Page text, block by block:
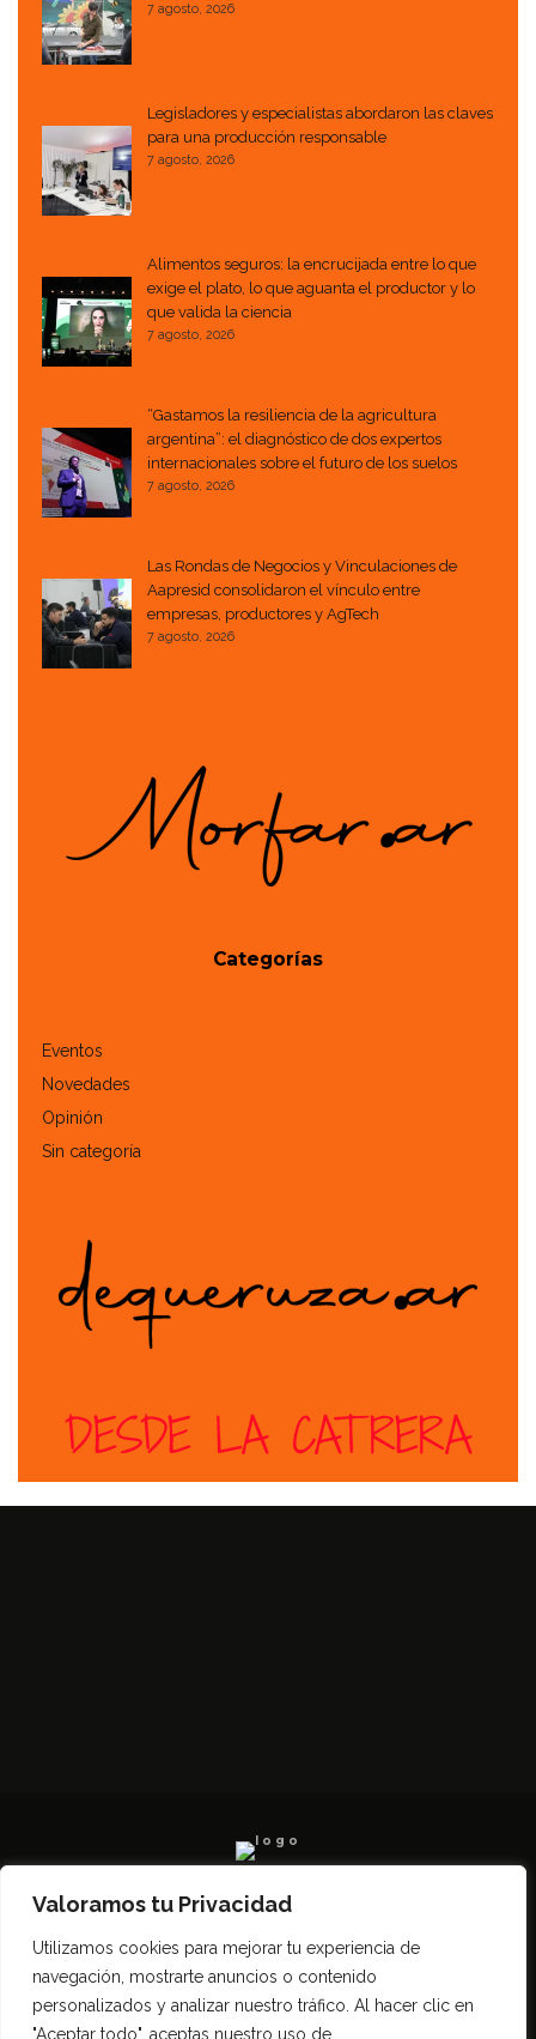
Valoramos tu Privacidad
Utilizamos cookies para mejorar tu experiencia de
navegación, mostrarte anuncios o contenido
personalizados y analizar nuestro tráfico. Al hacer clic en
"Aceptar todo", aceptas nuestro uso de
7 agosto, 2026
Legisladores y especialistas abordaron las claves
para una producción responsable
7 agosto, 2026
Alimentos seguros: la encrucijada entre lo que
exige el plato, lo que aguanta el productor y lo
que valida la ciencia
7 agosto, 2026
“Gastamos la resiliencia de la agricultura
argentina”: el diagnóstico de dos expertos
internacionales sobre el futuro de los suelos
7 agosto, 2026
Las Rondas de Negocios y Vinculaciones de
Aapresid consolidaron el vínculo entre
empresas, productores y AgTech
7 agosto, 2026
Categorías
Eventos
Novedades
Opinión
Sin categoría
(2023)